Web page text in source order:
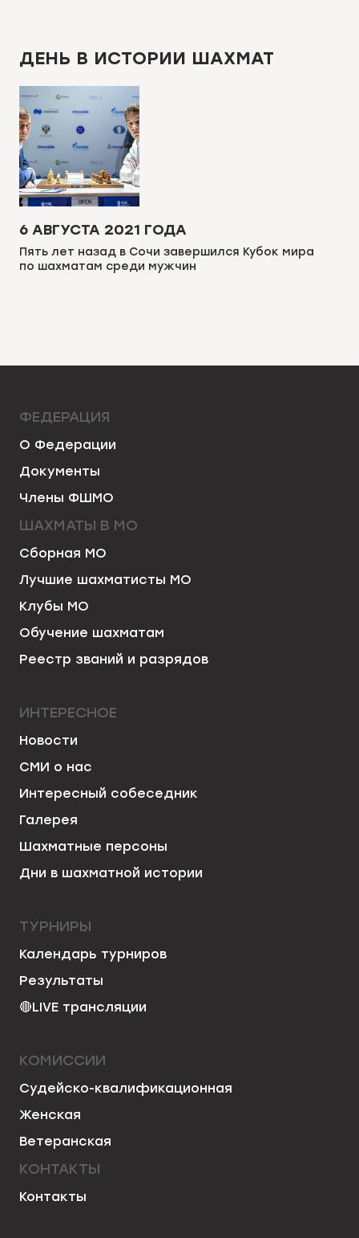
ДЕНЬ В ИСТОРИИ ШАХМАТ
6 АВГУСТА 2021 ГОДА
Пять лет назад в Сочи завершился Кубок мира
по шахматам среди мужчин
ФЕДЕРАЦИЯ
О Федерации
Документы
Члены ФШМО
ШАХМАТЫ В МО
Сборная МО
Лучшие шахматисты МО
Клубы МО
Обучение шахматам
Реестр званий и разрядов
ИНТЕРЕСНОЕ
Новости
СМИ о нас
Интересный собеседник
Галерея
Шахматные персоны
Дни в шахматной истории
ТУРНИРЫ
Календарь турниров
Результаты
🔴LIVE трансляции
КОМИССИИ
Судейско-квалификационная
Женская
Ветеранская
КОНТАКТЫ
Контакты